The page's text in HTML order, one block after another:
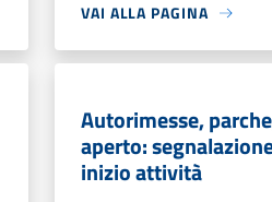
VAI ALLA PAGINA
Autorimesse,
aperto:
inizio attività